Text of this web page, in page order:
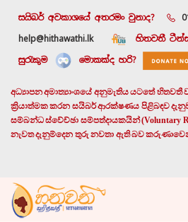
සයිබර් අවකාශයේ අතරමං වුනාද?
help@hithawathi.lk
හිතවතී
සුරැකුම
මොකක්ද හරි?
අධ්‍යාපන අමාත්‍යාංශයේ අනුමැතිය යටතේ හිතවතී
ක්‍රියාත්මක කරන සයිබර් ආරක්ෂණය පිළිබඳව
සම්බන්ධ ස්වේච්ඡා සම්පත්දායකයින් (Voluntary
නැවත දැනුම්දෙන තුරු නවතා ඇති බව